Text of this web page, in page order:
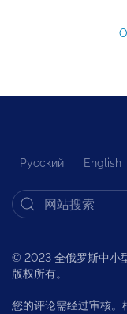
Русский English
© 2023 全俄罗斯中小
版权所有。
您的评论需经过审核。